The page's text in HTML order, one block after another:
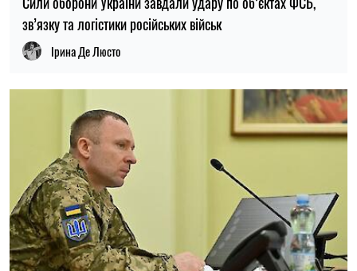
14:30, 04.08.2026 1241
Головнокомандувач ЗСУ доручив перевірити заяви про